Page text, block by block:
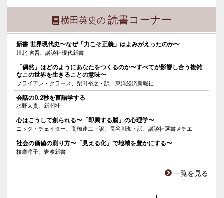
横田英史の読書コーナー
新書 世界現代史〜なぜ「力こそ正義」はよみがえったのか〜
川北 省吾、講談社現代新書
「偶然」はどのようにあなたをつくるのか〜すべてが影響し合う複雑
なこの世界を生きることの意味〜
ブライアン・クラース、柴田裕之・訳、東洋経済新報社
会話の0.2秒を言語学する
水野太貴、新潮社
心はこうして創られる〜「即興する脳」の心理学〜
ニック・チェイター、高橋達二・訳、長谷川珈・訳、講談社選書メチエ
社会の価値の測り方〜「見える化」で地域を豊かにする〜
枝廣淳子、岩波新書
一覧を見る